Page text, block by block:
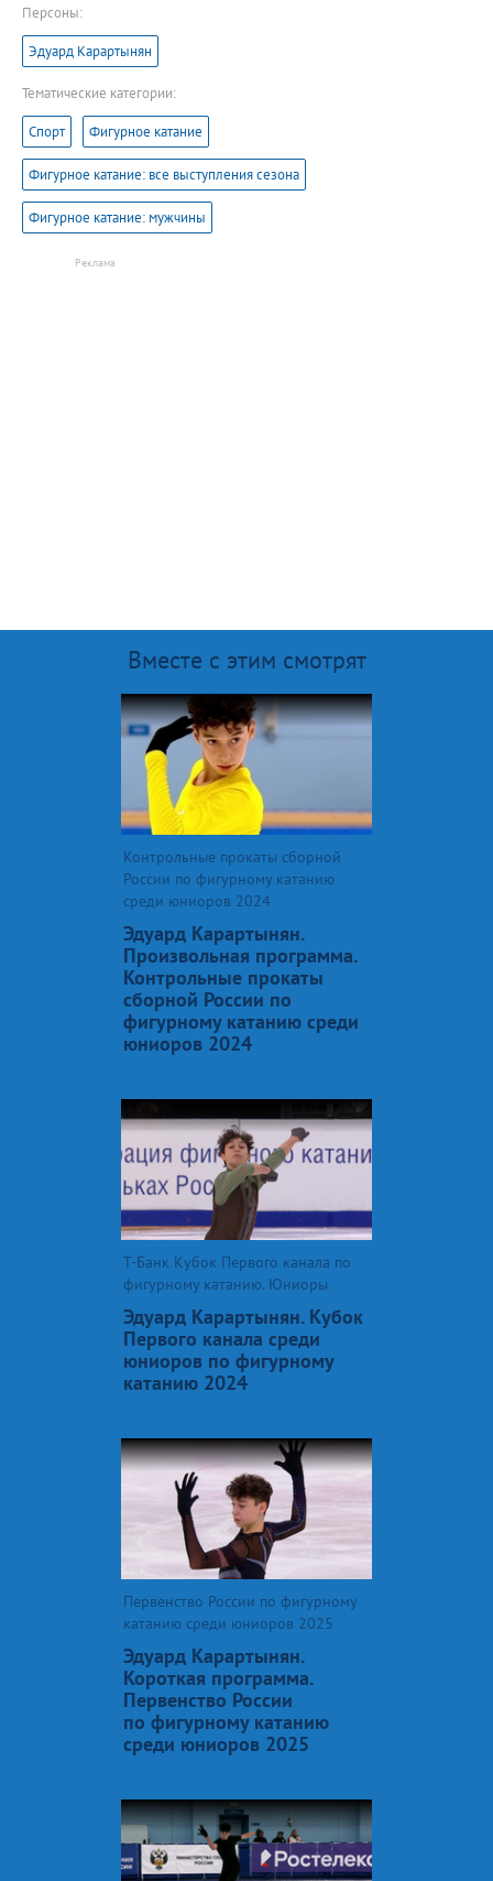
Персоны:
Эдуард Карартынян
Тематические категории:
Спорт Фигурное катание
Фигурное катание: все выступления сезона
Фигурное катание: мужчины
Вместе с этим смотрят
Контрольные прокаты сборной
России по фигурному катанию
среди юниоров 2024
Эдуард Карартынян.
Произвольная программа.
Контрольные прокаты
сборной России по
фигурному катанию среди
юниоров 2024
Т-Банк Кубок Первого канала по
фигурному катанию. Юниоры
Эдуард Карартынян. Кубок
Первого канала среди
юниоров по фигурному
катанию 2024
Первенство России по фигурному
катанию среди юниоров 2025
Эдуард Карартынян.
Короткая программа.
Первенство России
по фигурному катанию
среди юниоров 2025